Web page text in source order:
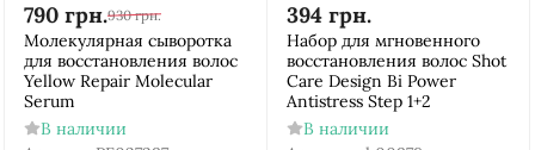
790 грн.930 грн.
Молекулярная сыворотка
для восстановления волос
Yellow Repair Molecular
Serum
В наличии
394 грн.
Набор для мгновенного
восстановления волос Shot
Care Design Bi Power
Antistress Step 1+2
В наличии